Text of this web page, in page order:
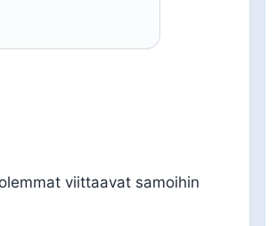
viittaavat samoihin